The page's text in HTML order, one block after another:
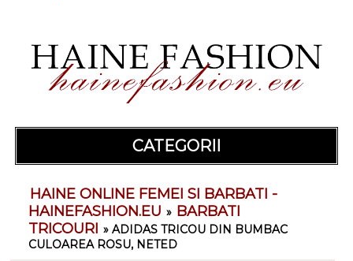
CATEGORII
HAINE ONLINE FEMEI SI BARBATI -
HAINEFASHION.EU » BARBATI
TRICOURI » ADIDAS TRICOU DIN BUMBAC
CULOAREA ROSU, NETED